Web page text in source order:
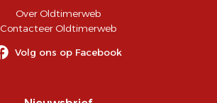
Over Oldtimerweb
Contacteer Oldtimerweb
Volg ons op Facebook